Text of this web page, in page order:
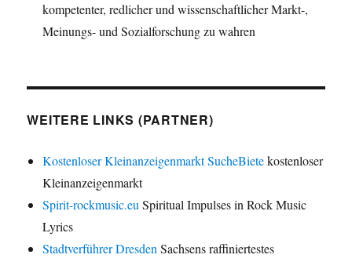
kompetenter, redlicher und wissenschaftlicher Markt-,
Meinungs- und Sozialforschung zu wahren
WEITERE LINKS (PARTNER)
Kostenloser Kleinanzeigenmarkt SucheBietekostenloser
Kleinanzeigenmarkt
Spirit-rockmusic.eu Spiritual Impulses in Rock Music
Lyrics
Stadtverführer Dresden Sachsens raffiniertestes